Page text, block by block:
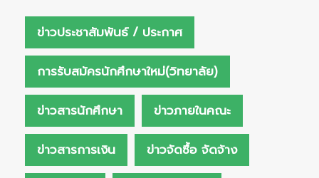
ข่าวประชาสัมพันธ์ / ประกาศ
การรับสมัครนักศึกษาใหม่(วิทยาลัย)
ข่าวสารนักศึกษา ข่าวภายในคณะ
ข่าวสารการเงิน ข่าวจัดซื้อ จัดจ้าง